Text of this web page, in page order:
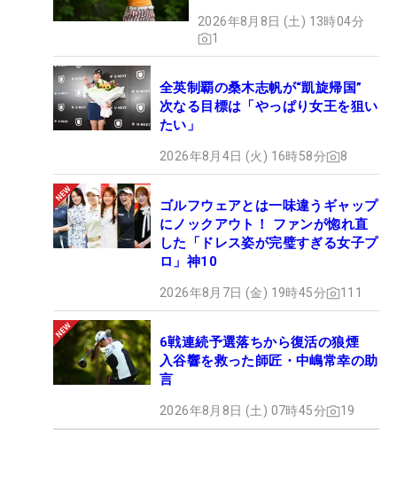
2026年8月8日 (土) 13時04分
1
全英制覇の桑木志帆が“凱旋帰国”
次なる目標は「やっぱり女王を狙い
たい」
2026年8月4日 (火) 16時58分 8
ゴルフウェアとは一味違うギャップ
にノックアウト！ ファンが惚れ直
した「ドレス姿が完璧すぎる女子プ
ロ」神10
2026年8月7日 (金) 19時45分 111
6戦連続予選落ちから復活の狼煙
入谷響を救った師匠・中嶋常幸の助
言
2026年8月8日 (土) 07時45分 19